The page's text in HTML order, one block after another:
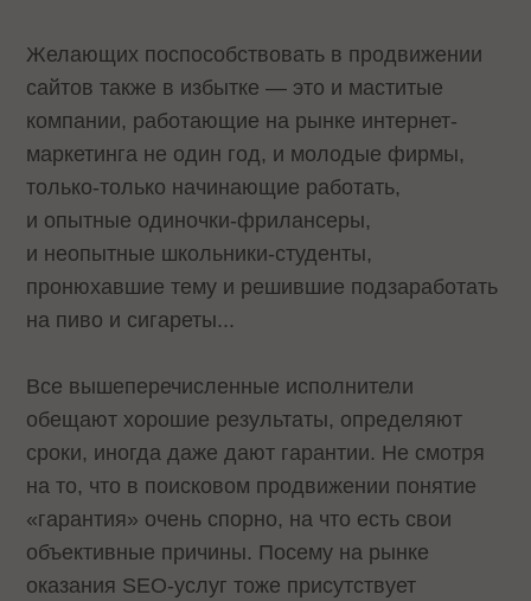
Желающих поспособствовать в продвижении
сайтов также в избытке — это и маститые
компании, работающие на рынке интернет-
маркетинга не один год, и молодые фирмы,
только-только начинающие работать,
и опытные одиночки-фрилансеры,
и неопытные школьники-студенты,
пронюхавшие тему и решившие подзаработать
на пиво и сигареты...
Все вышеперечисленные исполнители
обещают хорошие результаты, определяют
сроки, иногда даже дают гарантии. Не смотря
на то, что в поисковом продвижении понятие
«гарантия» очень спорно, на что есть свои
объективные причины. Посему на рынке
оказания SEO-услуг тоже присутствует